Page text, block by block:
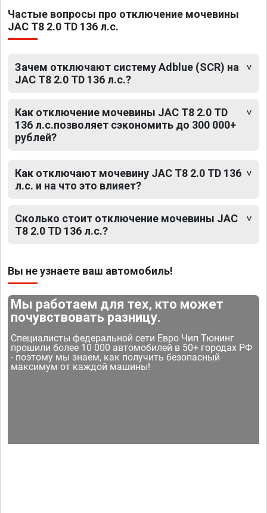
Частые вопросы про отключение мочевины
JAC T8 2.0 TD 136 л.с.
Зачем отключают систему Adblue (SCR) на
JAC T8 2.0 TD 136 л.с.?
Как отключение мочевины JAC T8 2.0 TD
136 л.с.позволяет сэкономить до 300 000+
рублей?
Как отключают мочевину JAC T8 2.0 TD 136
л.с. и на что это влияет?
Сколько стоит отключение мочевины JAC
T8 2.0 TD 136 л.с.?
Вы не узнаете ваш автомобиль!
Мы работаем для тех, кто может
почувствовать разницу.
Специалисты федеральной сети Евро Чип Тюнинг
прошили более 10 000 автомобилей в 50+ городах РФ
- поэтому мы знаем, как получить безопасный
максимум от каждой машины!